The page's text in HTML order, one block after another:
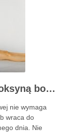
Czego unikać po zabiegu z toksyną botulinową?
nie wymaga
wraca do
dnia. Nie